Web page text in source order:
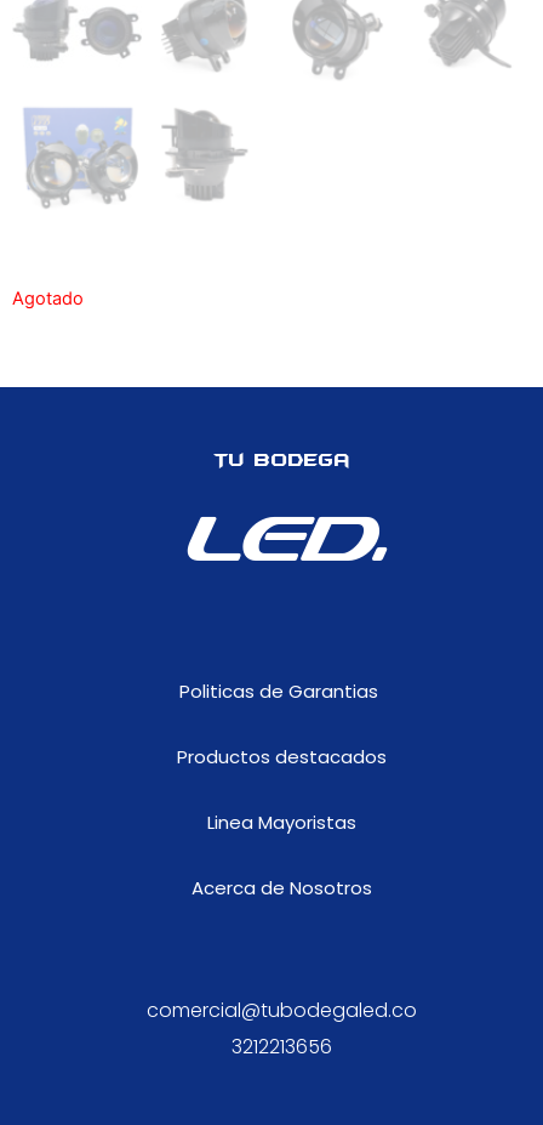
Agotado
Tu Bodega
LED.
Politicas de Garantias
Productos destacados
Linea Mayoristas
Acerca de Nosotros
comercial@tubodegaled.co
3212213656